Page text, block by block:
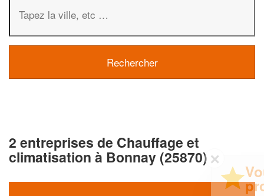
2 entreprises de Chauffage et
climatisation à Bonnay (25870)
✕
Vous êtes un
professionnel ?